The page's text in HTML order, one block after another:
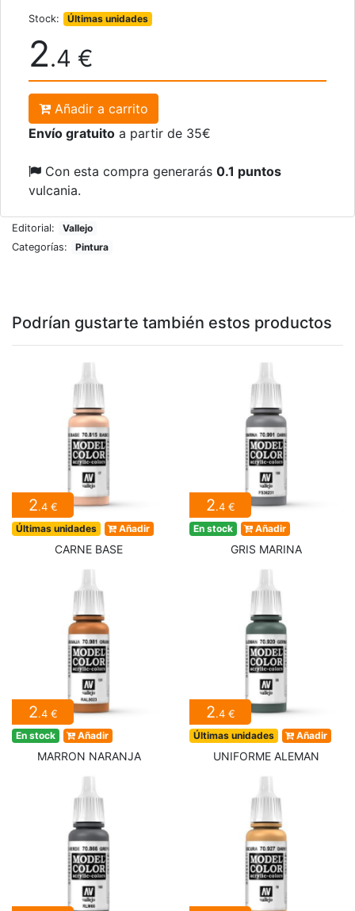
Stock: Últimas unidades
2.4 €
Añadir a carrito
Envío gratuito a partir de 35€
Con esta compra generarás 0.1 puntos
vulcania.
Editorial:
Vallejo
Categorías:
Pintura
Podrían gustarte también estos productos
2.4 €
Últimas unidades Añadir
CARNE BASE
2.4 €
En stock Añadir
GRIS MARINA
2.4 €
En stock Añadir
MARRON NARANJA
2.4 €
Últimas unidades Añadir
UNIFORME ALEMAN